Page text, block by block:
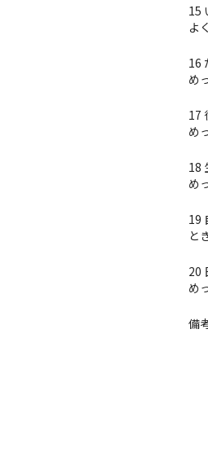
15
よ
16
め
17
め
18
め
19
と
20
め
備